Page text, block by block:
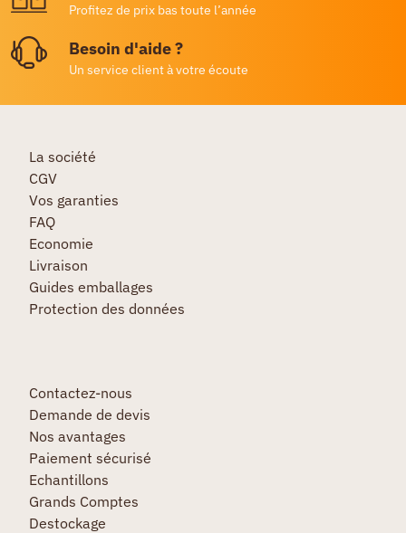
Profitez de prix bas toute l’année
Besoin d'aide ?
Un service client à votre écoute
La société
CGV
Vos garanties
FAQ
Economie
Livraison
Guides emballages
Protection des données
Contactez-nous
Demande de devis
Nos avantages
Paiement sécurisé
Echantillons
Grands Comptes
Destockage